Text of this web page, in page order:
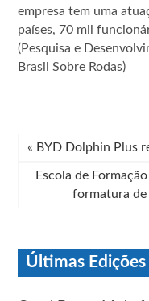
empresa tem uma
países, 70 mil
(Pesquisa e
Brasil Sobre Rodas)
« BYD Dolphin Plus
Escola de
formatura de
Últimas Edições